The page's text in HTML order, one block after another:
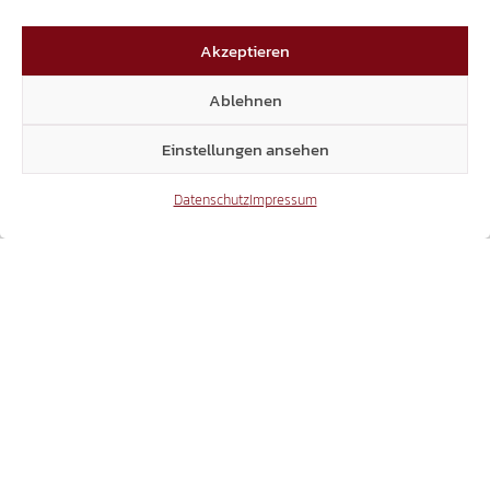
Akzeptieren
Ablehnen
Einstellungen ansehen
DatenschutzImpressum